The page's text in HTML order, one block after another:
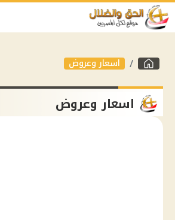
اسعار وعروض
اسعار وعروض